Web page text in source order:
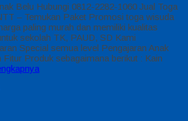
Belu Hubungi 0812-2282-1060 Jual Toga
– Temukan Paket Promosi toga wisuda
paling murah dan memiliki kualitas
sekolah TK, PAUD, SD Kami
Special semua level Pengajaran Anak
Fitur Produk sebagaimana berikut : Kain